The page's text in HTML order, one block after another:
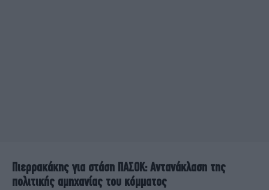
Πιερρακάκης για στάση ΠΑΣΟΚ: Αντανάκλαση της
πολιτικής αμηχανίας του κόμματος